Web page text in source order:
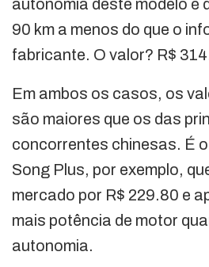
autonomia deste modelo é
90 km a menos do que o
fabricante. O valor? R$
Em ambos os casos, os
são maiores que os das
concorrentes chinesas. É
Song Plus, por exemplo,
mercado por R$ 229.80 e
mais potência de motor
autonomia.